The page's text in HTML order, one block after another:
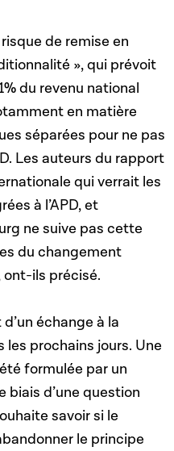
de remise en
», qui prévoit
du revenu national
en matière
séparées pour ne pas
Les auteurs du rapport
qui verrait les
à l’APD, et
ne suive pas cette
du changement
ils précisé.
échange à la
prochains jours. Une
formulée par un
biais d’une question
savoir si le
le principe